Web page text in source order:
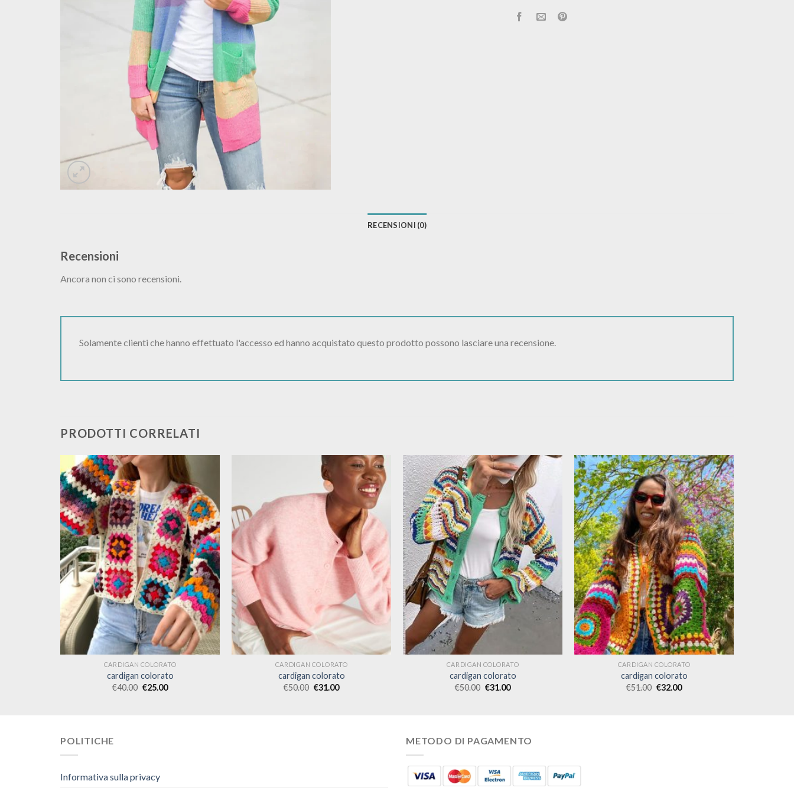
RECENSIONI (0)
Recensioni
Ancora non ci sono recensioni.
Solamente clienti che hanno effettuato l'accesso ed hanno acquistato questo prodotto possono lasciare una recensione.
PRODOTTI CORRELATI
CARDIGAN COLORATO
cardigan colorato
€40.00 €25.00
CARDIGAN COLORATO
cardigan colorato
€50.00 €31.00
CARDIGAN COLORATO
cardigan colorato
€50.00 €31.00
CARDIGAN COLORATO
cardigan colorato
€51.00 €32.00
POLITICHE
Informativa sulla privacy
METODO DI PAGAMENTO